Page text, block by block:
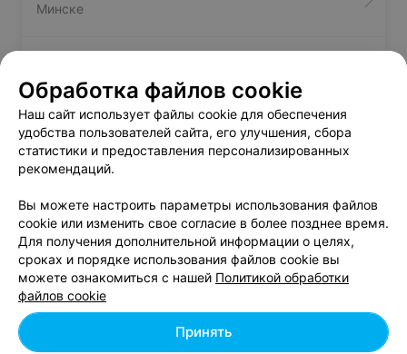
Минске
Минске
Тиры для стрельбы в районе Первомайский в
Минске
Добавить компанию
Обработка файлов cookie
Наш сайт использует файлы cookie для обеспечения
удобства пользователей сайта, его улучшения, сбора
статистики и предоставления персонализированных
рекомендаций.
Вы можете настроить параметры использования файлов
cookie или изменить свое согласие в более позднее время.
Для получения дополнительной информации о целях,
сроках и порядке использования файлов cookie вы
можете ознакомиться с нашей Политикой обработки
файлов cookie
Принять